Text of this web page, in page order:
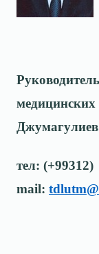
тел:
mail: